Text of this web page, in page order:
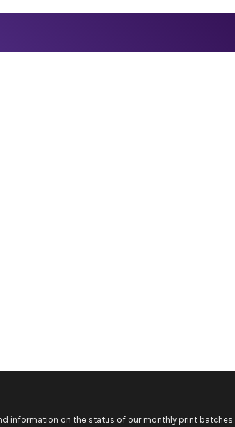
information on the status of our monthly print batches.